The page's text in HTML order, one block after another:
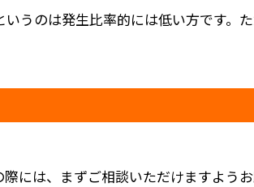
うのは発生比率的には低い方です。
には、まずご相談いただけますよう